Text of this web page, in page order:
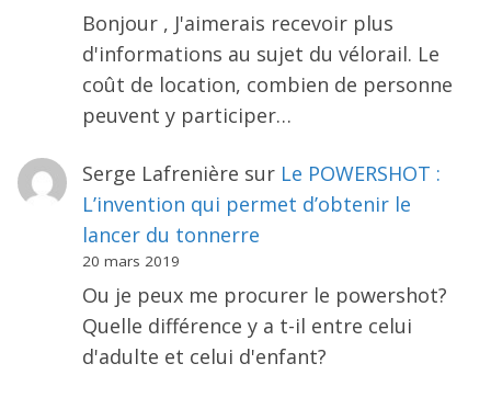
Bonjour , J'aimerais recevoir plus
d'informations au sujet du vélorail. Le
coût de location, combien de personne
peuvent y participer…
Serge Lafrenière sur Le POWERSHOT :
L’invention qui permet d’obtenir le
lancer du tonnerre
20 mars 2019
Ou je peux me procurer le powershot?
Quelle différence y a t-il entre celui
d'adulte et celui d'enfant?